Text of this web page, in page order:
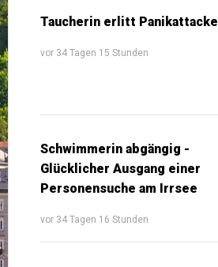
Taucherin erlitt Panikattacke
vor 34 Tagen 15 Stunden
Schwimmerin abgängig -
Glücklicher Ausgang einer
Personensuche am Irrsee
vor 34 Tagen 16 Stunden